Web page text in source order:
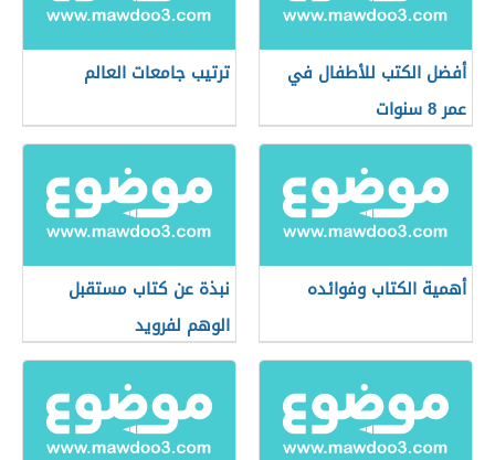
أفضل الكتب للأطفال في
عمر 8 سنوات
ترتيب جامعات العالم
أهمية الكتاب وفوائده
نبذة عن كتاب مستقبل
الوهم لفرويد